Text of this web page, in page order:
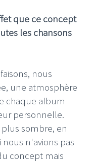
que ce concept
les chansons
nous
une atmosphère
chaque album
personnelle.
sombre, en
nous n'avions pas
concept mais